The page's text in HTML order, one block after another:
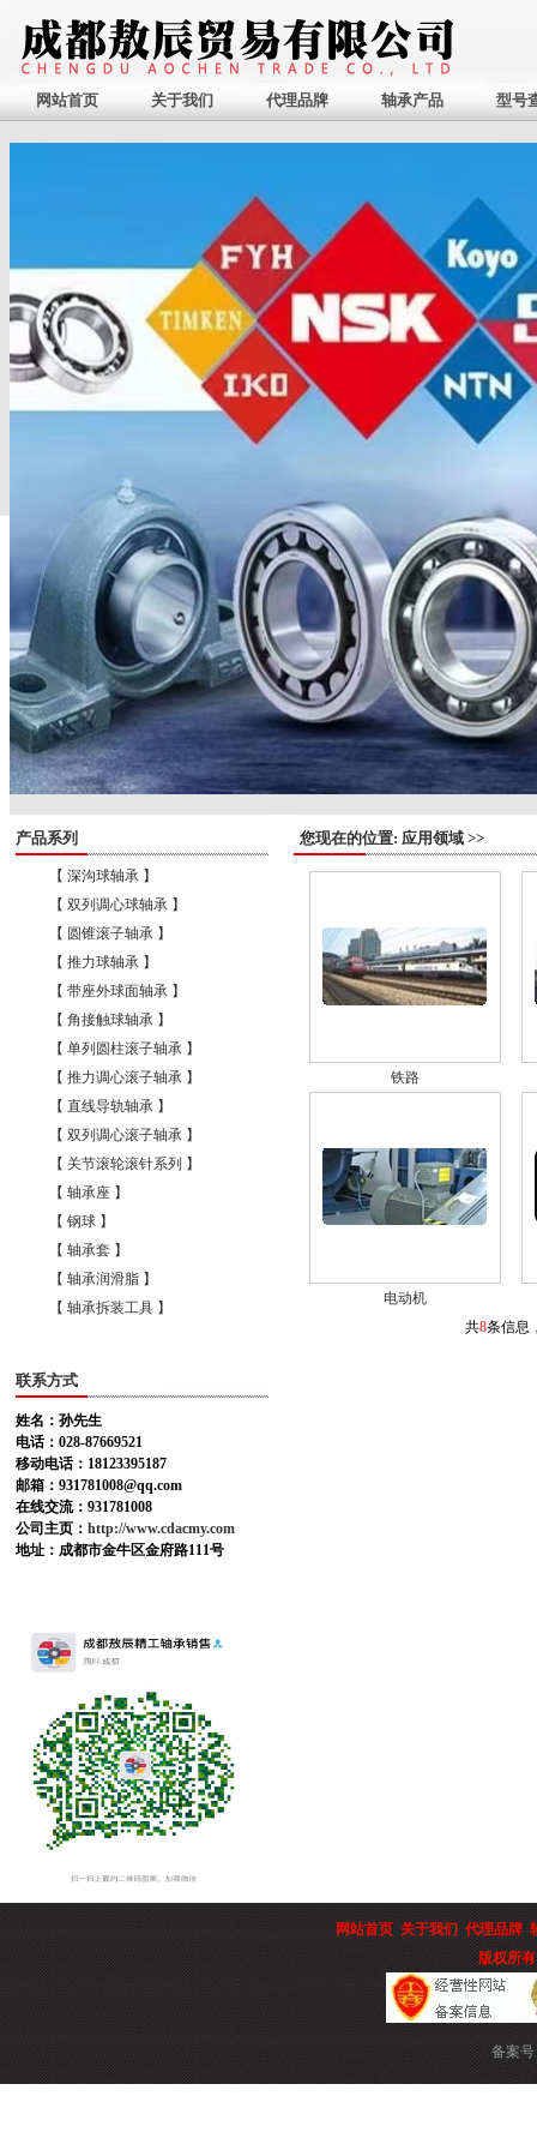
网站首页 关于我们 代理品牌 轴承产品 型号
产品系列
【 深沟球轴承 】
【 双列调心球轴承 】
【 圆锥滚子轴承 】
【 推力球轴承 】
【 带座外球面轴承 】
【 角接触球轴承 】
【 单列圆柱滚子轴承 】
【 推力调心滚子轴承 】
【 直线导轨轴承 】
【 双列调心滚子轴承 】
【 关节滚轮滚针系列 】
【 轴承座 】
【 钢球 】
【 轴承套 】
【 轴承润滑脂 】
【 轴承拆装工具 】
联系方式
姓名：孙先生
电话：028-87669521
移动电话：18123395187
邮箱：931781008@qq.com
在线交流：931781008
公司主页： http://www.cdacmy.com
地址：成都市金牛区金府路111号
您现在的位置: 应用领域 >>
铁路
电动机
共8条信息
网站首页 关于我们 代理品牌
版权所
备案号